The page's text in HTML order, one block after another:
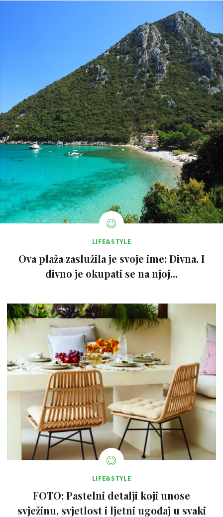
LIFE&STYLE
Ova plaža zaslužila je svoje ime: Divna. I
divno je okupati se na njoj...
LIFE&STYLE
FOTO: Pastelni detalji koji unose
svježinu, svjetlost i ljetni ugođaj u svaki